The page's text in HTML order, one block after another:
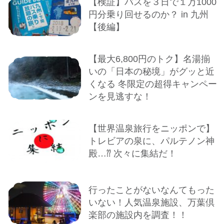
円分乗り回せるのか？ in 九州
【後編】
【最大6,800円のトク】名湯揃
いの「日本の秘境」がグッと近
くなる 冬限定の超得キャンペー
ンを見逃すな！
【世界温泉旅行をニッポンで】
トレビアの泉に、パルテノン神
殿…⁇ 次々に集結だ！
行ったことがないなんてもった
いない！人気温泉施設、万葉倶
楽部の施設内を調査！！